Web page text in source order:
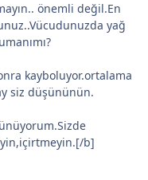
önemli değil.En
yağ
kayboluyor.ortalama
siz düşününün.
b]